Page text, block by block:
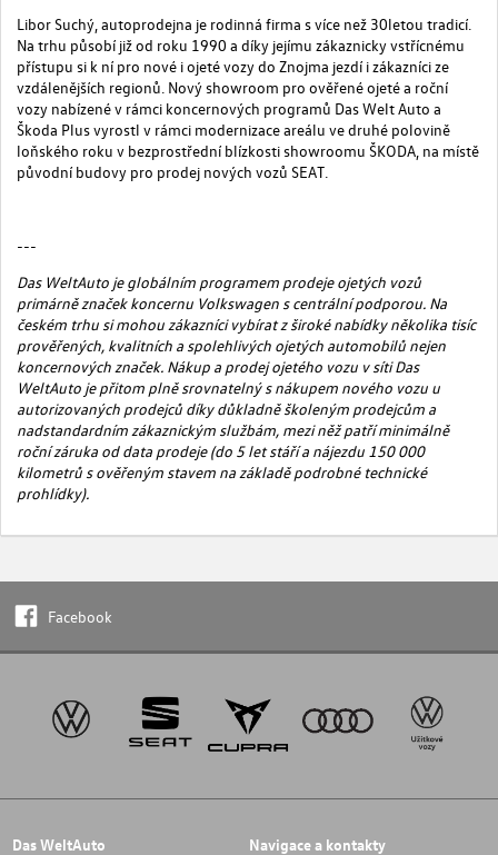
Libor Suchý, autoprodejna je rodinná firma s více než 30letou tradicí.
Na trhu působí již od roku 1990 a díky jejímu zákaznicky vstřícnému
přístupu si k ní pro nové i ojeté vozy do Znojma jezdí i zákazníci ze
vzdálenějších regionů. Nový showroom pro ověřené ojeté a roční
vozy nabízené v rámci koncernových programů Das Welt Auto a
Škoda Plus vyrostl v rámci modernizace areálu ve druhé polovině
loňského roku v bezprostřední blízkosti showroomu ŠKODA, na místě
původní budovy pro prodej nových vozů SEAT.
---
Das WeltAuto jeglobálním programem prodeje ojetých vozů
primárněznačekkoncernu Volkswagen s centrální podporou. Na
českém trhu si mohou zákaznícivybírat z široké nabídkyněkolika tisíc
prověřených, kvalitních a spolehlivých ojetých automobilů nejen
koncernových značek. Nákup a prodej ojetého vozu v síti Das
WeltAuto je přitom plně srovnatelný s nákupem nového vozu u
autorizovaných prodejců díky důkladně školeným prodejcům a
nadstandardním zákaznickým službám, mezi něžpatří minimálně
roční záruka od data prodeje(do 5 let stáří a nájezdu 150 000
kilometrů s ověřeným stavem na základě podrobné technické
prohlídky).
Facebook
Das WeltAuto Navigace a kontakty